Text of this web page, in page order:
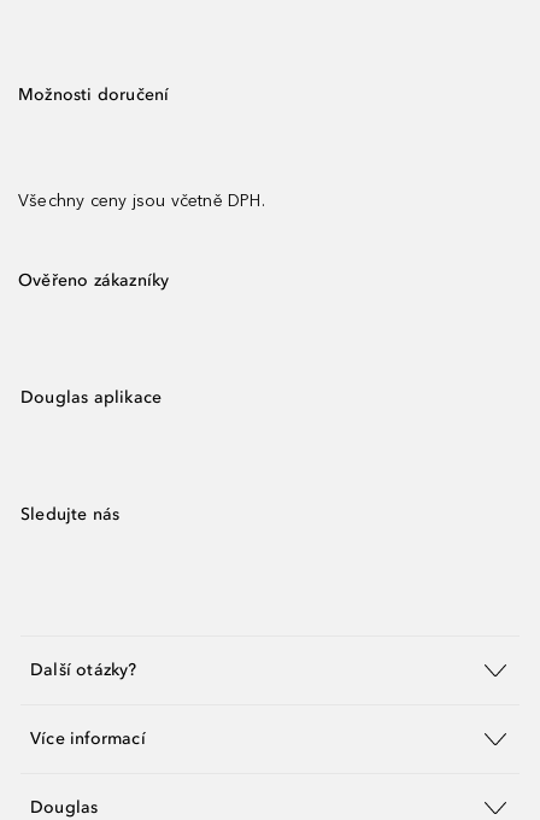
Možnosti doručení
Všechny ceny jsou včetně DPH.
Ověřeno zákazníky
Douglas aplikace
Sledujte nás
Další otázky?
Více informací
Douglas